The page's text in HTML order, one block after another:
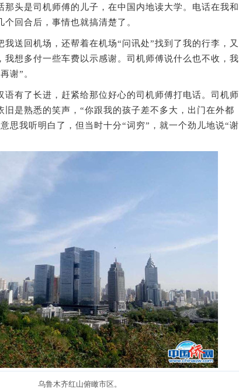
那头是司机师傅的儿子，在中国内地读大学。电话在我和
回合后，事情也就搞清楚了。
送回机场，还帮着在机场“问讯处”找到了我的行李，又
我想多付一些车费以示感谢。司机师傅说什么也不收，我
谢”。
有了长进，赶紧给那位好心的司机师傅打电话。司机师
旧是熟悉的笑声，“你跟我的孩子差不多大，出门在外都
思我听明白了，但当时十分“词穷”，就一个劲儿地说“谢
乌鲁木齐红山俯瞰市区。